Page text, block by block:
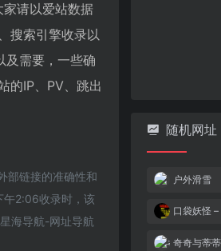
请以爱站数据
搜索引擎收录以
及需要，一些确
的IP、PV、跳出
部链接的准确性和
午2:06收录时，该
海导航-网址导航
随机网址
户外滑雪